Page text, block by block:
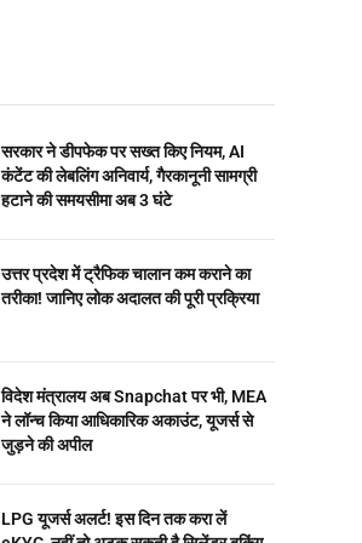
सरकार ने डीपफेक पर सख्त किए नियम, AI
कंटेंट की लेबलिंग अनिवार्य, गैरकानूनी सामग्री
हटाने की समयसीमा अब 3 घंटे
उत्तर प्रदेश में ट्रैफिक चालान कम कराने का
तरीका! जानिए लोक अदालत की पूरी प्रक्रिया
विदेश मंत्रालय अब Snapchat पर भी, MEA
ने लॉन्च किया आधिकारिक अकाउंट, यूजर्स से
जुड़ने की अपील
LPG यूजर्स अलर्ट! इस दिन तक करा लें